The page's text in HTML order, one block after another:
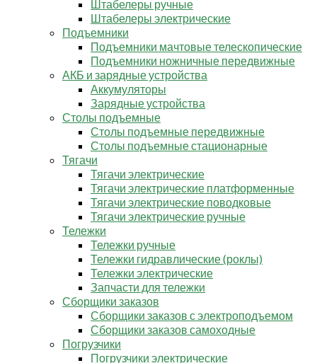
Штабелеры ручные
Штабелеры электрические
Подъемники
Подъемники мачтовые телескопические
Подъемники ножничные передвижные
АКБ и зарядные устройства
Аккумуляторы
Зарядные устройства
Столы подъемные
Столы подъемные передвижные
Столы подъемные стационарные
Тягачи
Тягачи электрические
Тягачи электрические платформенные
Тягачи электрические поводковые
Тягачи электрические ручные
Тележки
Тележки ручные
Тележки гидравлические (роклы)
Тележки электрические
Запчасти для тележки
Сборщики заказов
Сборщики заказов с электроподъемом
Сборщики заказов самоходные
Погрузчики
Погрузчики электрические